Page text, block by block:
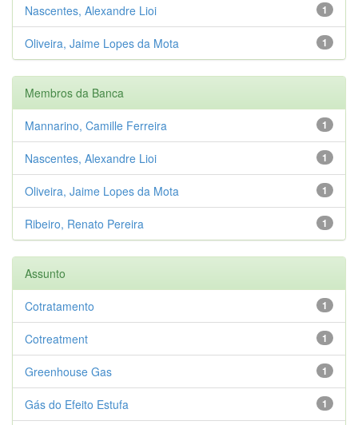
1
Nascentes, Alexandre Lioi
1
Oliveira, Jaime Lopes da Mota
Membros da Banca
1
Mannarino, Camille Ferreira
1
Nascentes, Alexandre Lioi
1
Oliveira, Jaime Lopes da Mota
1
Ribeiro, Renato Pereira
Assunto
1
Cotratamento
1
Cotreatment
1
Greenhouse Gas
1
Gás do Efeito Estufa